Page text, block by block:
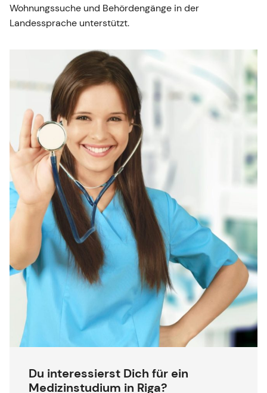
Wohnungssuche und Behördengänge in der
Landessprache unterstützt.
Du interessierst Dich für ein
Medizinstudium in Riga?